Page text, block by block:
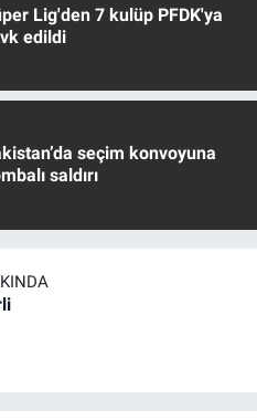
Lig'den 7 kulüp PFDK'ya
edildi
seçim konvoyuna
saldırı